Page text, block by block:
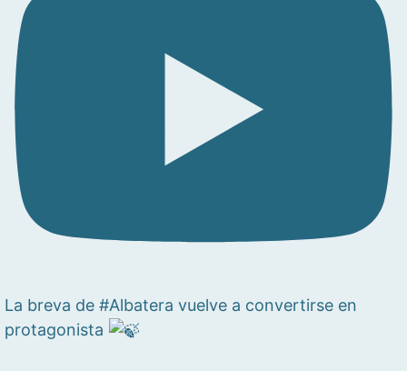
La breva de #Albatera vuelve a convertirse en
protagonista